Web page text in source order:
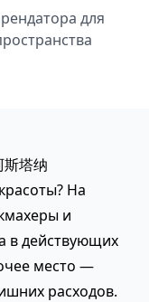
для
塔纳
На
и
в действующих
место —
расходов.